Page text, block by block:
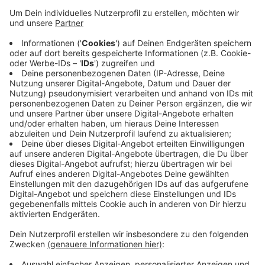
müssten ins Rampenlicht, sagt
Professor Manfred Helmus und sein Team haben
die Kategorien und das Prozedere festgelegt. Die
Jury wird in Wuppertal tagen. Alle Bewerbungen
werden ausgewertet und jeder Bewerber bekommt
eine qualifizierte Rückmeldung. So soll die ganze
Branche von dem Preis profitieren. Verliehen wird
er im Februar kommenden Jahres.
Veröffentlicht:Samstag, 05.08.2023 07:37
Anzeige